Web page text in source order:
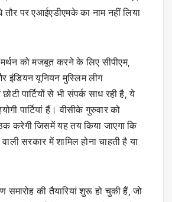
तौर पर एआईएडीएमके का नाम नहीं लिया
को मजबूत करने के लिए सीपीएम,
इंडियन यूनियन मुस्लिम लीग
पार्टियों से भी संपर्क साध रही है, ये
पार्टियां हैं। वीसीके गुरुवार को
करेगी जिसमें यह तय किया जाएगा कि
सरकार में शामिल होना चाहती है या
की तैयारियां शुरू हो चुकी हैं, जो